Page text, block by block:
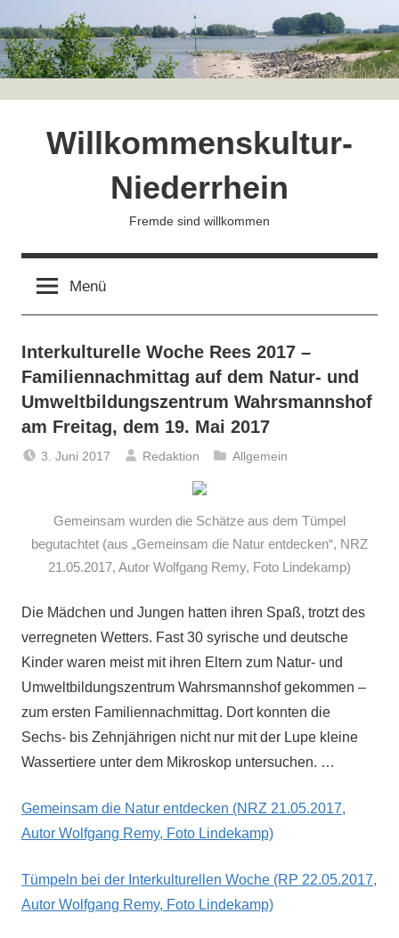
Inhalt
springen
Willkommenskultur-
Niederrhein
Fremde sind willkommen
Menü
Interkulturelle Woche Rees 2017 –
Familiennachmittag auf dem Natur- und
Umweltbildungszentrum Wahrsmannshof
am Freitag, dem 19. Mai 2017
3. Juni 2017 Redaktion Allgemein
Gemeinsam wurden die Schätze aus dem Tümpel
begutachtet (aus „Gemeinsam die Natur entdecken“, NRZ
21.05.2017, Autor Wolfgang Remy, Foto Lindekamp)
Die Mädchen und Jungen hatten ihren Spaß, trotzt des
verregneten Wetters. Fast 30 syrische und deutsche
Kinder waren meist mit ihren Eltern zum Natur- und
Umweltbildungszentrum Wahrsmannshof gekommen –
zum ersten Familiennachmittag. Dort konnten die
Sechs- bis Zehnjährigen nicht nur mit der Lupe kleine
Wassertiere unter dem Mikroskop untersuchen. …
Gemeinsam die Natur entdecken (NRZ 21.05.2017,
Autor Wolfgang Remy, Foto Lindekamp)
Tümpeln bei der Interkulturellen Woche (RP 22.05.2017,
Autor Wolfgang Remy, Foto Lindekamp)